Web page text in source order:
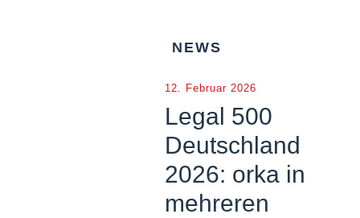
NEWS
12. Februar 2026
Legal 500
Deutschland
2026: orka in
mehreren